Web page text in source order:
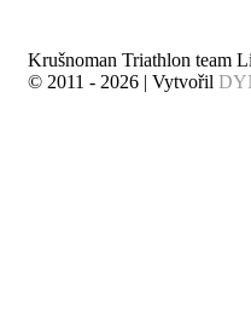
Krušnoman Triathlon team
© 2011 - 2026 | Vytvořil